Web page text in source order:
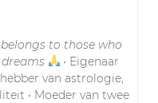
to those who
• Eigenaar
van astrologie,
• Moeder van twee